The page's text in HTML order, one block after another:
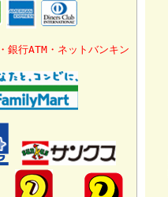
行ATM・ネットバンキン